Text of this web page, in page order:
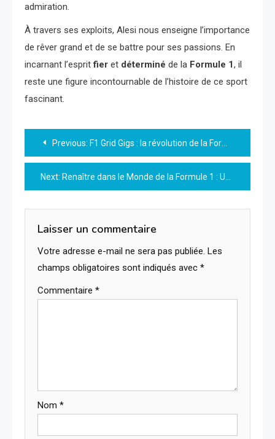
admiration.
À travers ses exploits, Alesi nous enseigne l’importance
de rêver grand et de se battre pour ses passions. En
incarnant l’espritfier et déterminé de la Formule 1, il
reste une figure incontournable de l’histoire de ce sport
fascinant.
Navigation
de
l’article
Previous: F1 Grid Gigs : la révolution de la Formule 1 débute à Austin !
Next: Renaître dans le Monde de la Formule 1 : Un Défi Insurmontable ?
Laisser un commentaire
Votre adresse e-mail ne sera pas publiée. Les
champs obligatoires sont indiqués avec *
Commentaire *
Nom *